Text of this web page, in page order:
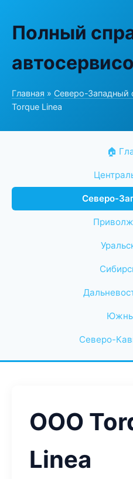
Полный
Главная » Северо-Западный
Torque Linea
🏠
Северо-
Северо-
ООО
Linea